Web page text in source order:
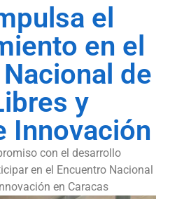
el
en el
de
y
Innovación
con el desarrollo
en el Encuentro Nacional
en Caracas